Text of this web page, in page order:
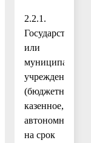
2.2.1.
Государственное
или
муниципальное
учреждение
(бюджетное,
казенное,
автономное)
на срок